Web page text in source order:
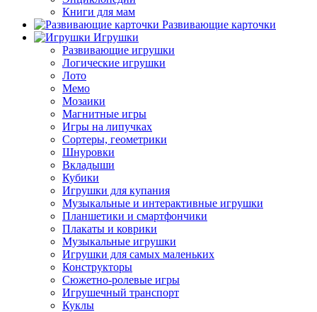
Книги для мам
Развивающие карточки
Игрушки
Развивающие игрушки
Логические игрушки
Лото
Мемо
Мозаики
Магнитные игры
Игры на липучках
Сортеры, геометрики
Шнуровки
Вкладыши
Кубики
Игрушки для купания
Музыкальные и интерактивные игрушки
Планшетики и смартфончики
Плакаты и коврики
Музыкальные игрушки
Игрушки для самых маленьких
Конструкторы
Сюжетно-ролевые игры
Игрушечный транспорт
Куклы